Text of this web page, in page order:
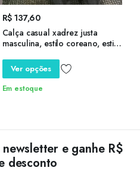
R$ 137,60
Calça casual xadrez justa
masculina, estilo coreano, estilo
sua silhueta, primavera
Ver opções
Em estoque
e ganhe R$
desconto